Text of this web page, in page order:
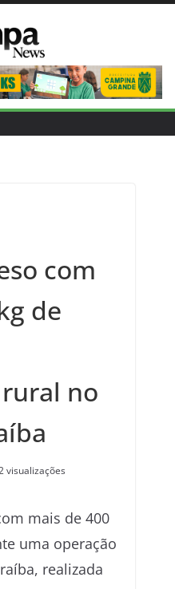
com
de
no
visualizações
mais de 400
uma operação
realizada